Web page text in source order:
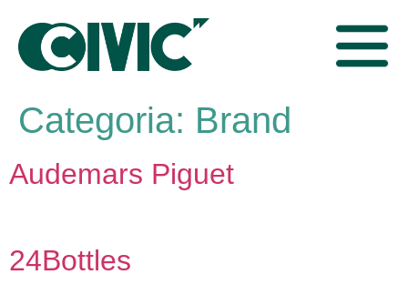
Categoria: Brand
Audemars Piguet
24Bottles